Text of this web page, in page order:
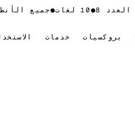
●10 لغات ●جميع
بروكسيات خدمات